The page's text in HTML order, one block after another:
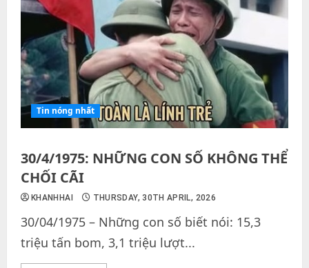
Tin nóng nhất
30/4/1975: NHỮNG CON SỐ KHÔNG THỂ
CHỐI CÃI
KHANHHAI THURSDAY, 30TH APRIL, 2026
30/04/1975 – Những con số biết nói: 15,3
triệu tấn bom, 3,1 triệu lượt...